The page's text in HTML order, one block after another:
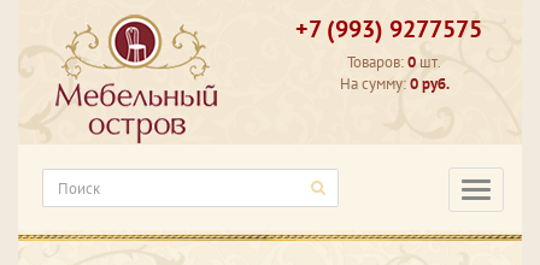
+7 (993) 9277575
Товаров:0 шт.
На сумму:0 руб.